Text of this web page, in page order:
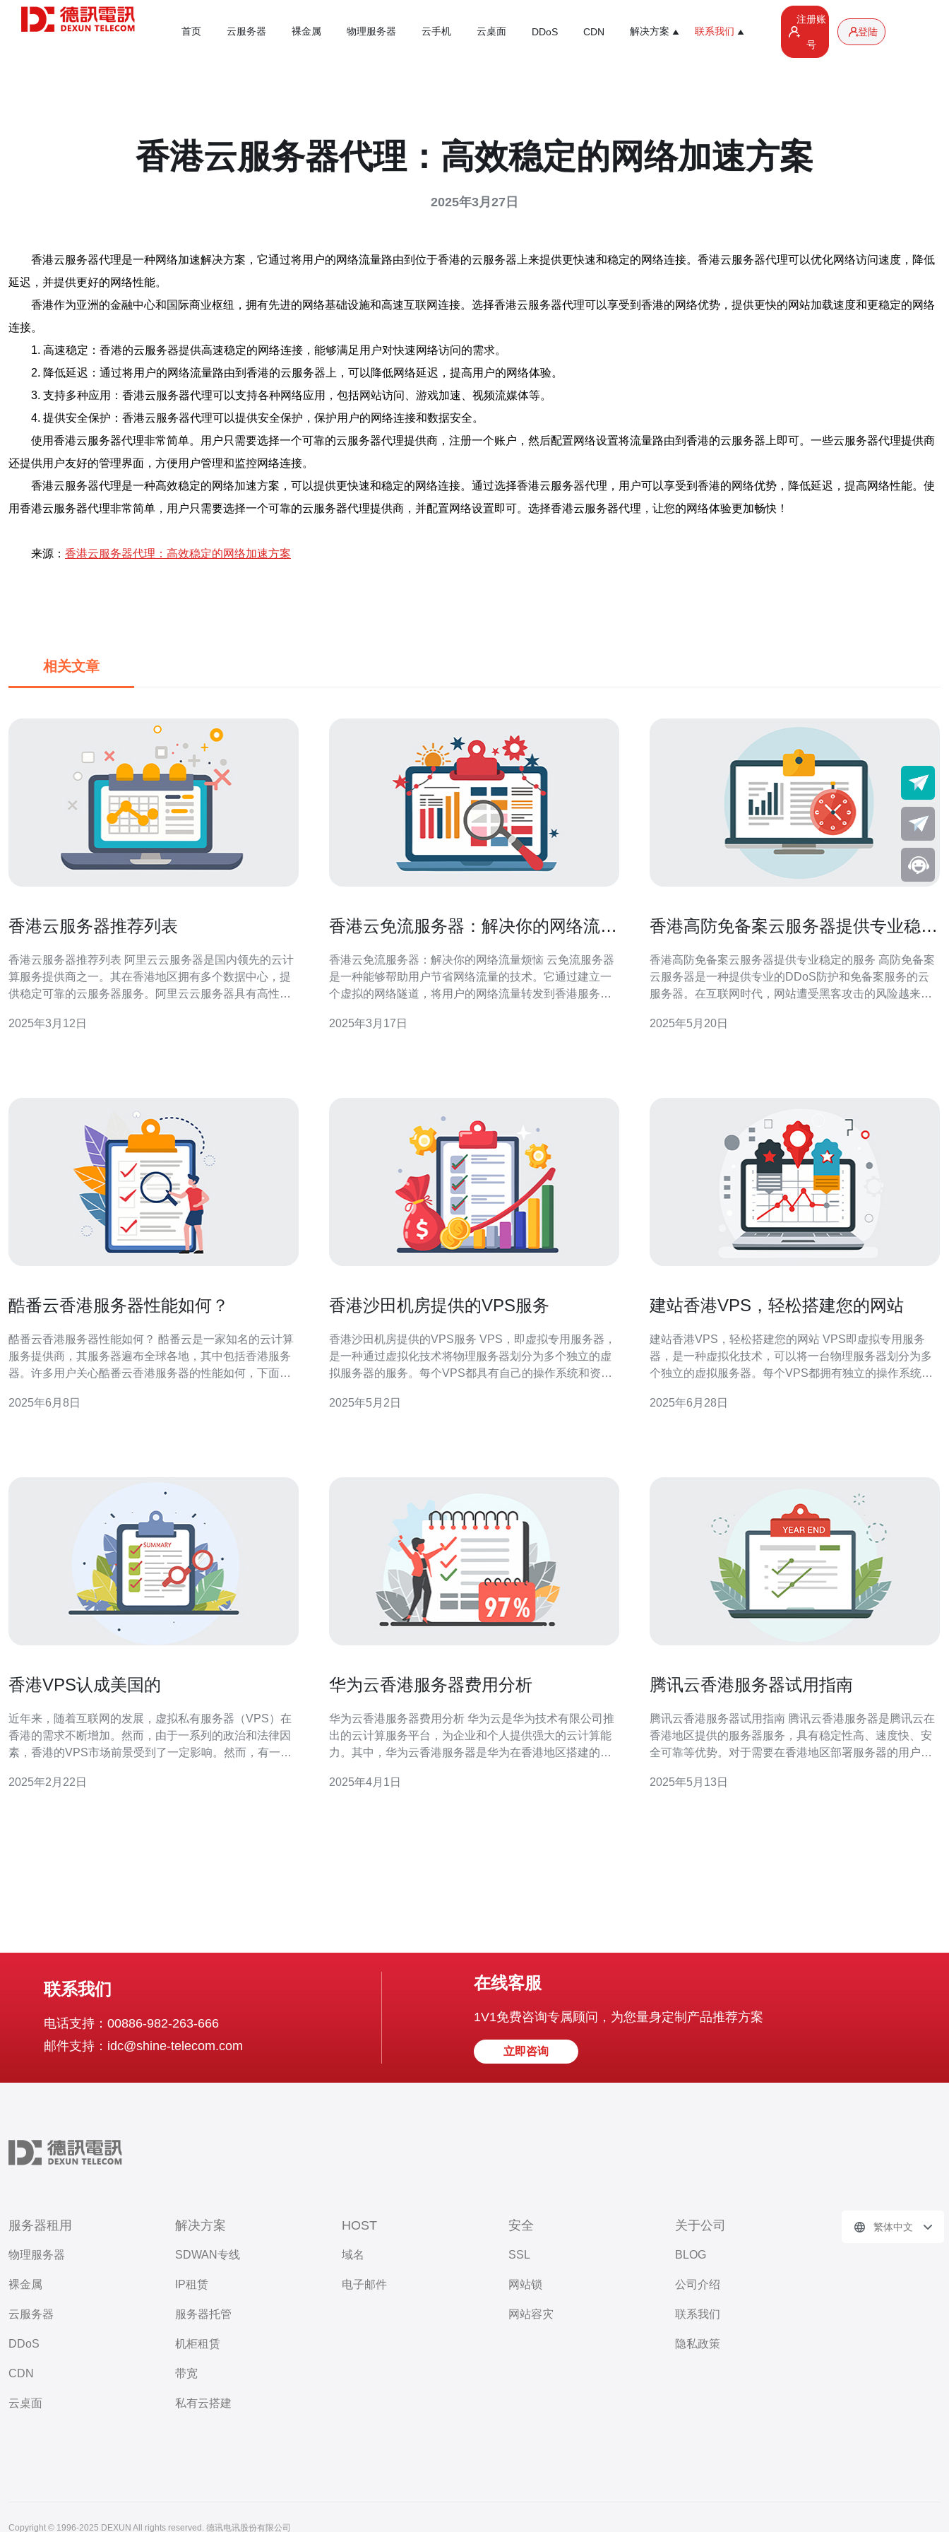
首页 云服务器 裸金属 物理服务器 云手机 云桌面 DDoS CDN 解决方案 联系我们
注册账
号
登陆
香港云服务器代理：高效稳定的网络加速方案
2025年3月27日
香港云服务器代理是一种网络加速解决方案，它通过将用户的网络流量路由到位于香港的云服务器上来提供更快速和稳定的网络连接。香港云服务器代理可以优化网络访问速度，降低
延迟，并提供更好的网络性能。
香港作为亚洲的金融中心和国际商业枢纽，拥有先进的网络基础设施和高速互联网连接。选择香港云服务器代理可以享受到香港的网络优势，提供更快的网站加载速度和更稳定的网络
连接。
1. 高速稳定：香港的云服务器提供高速稳定的网络连接，能够满足用户对快速网络访问的需求。
2. 降低延迟：通过将用户的网络流量路由到香港的云服务器上，可以降低网络延迟，提高用户的网络体验。
3. 支持多种应用：香港云服务器代理可以支持各种网络应用，包括网站访问、游戏加速、视频流媒体等。
4. 提供安全保护：香港云服务器代理可以提供安全保护，保护用户的网络连接和数据安全。
使用香港云服务器代理非常简单。用户只需要选择一个可靠的云服务器代理提供商，注册一个账户，然后配置网络设置将流量路由到香港的云服务器上即可。一些云服务器代理提供商
还提供用户友好的管理界面，方便用户管理和监控网络连接。
香港云服务器代理是一种高效稳定的网络加速方案，可以提供更快速和稳定的网络连接。通过选择香港云服务器代理，用户可以享受到香港的网络优势，降低延迟，提高网络性能。使
用香港云服务器代理非常简单，用户只需要选择一个可靠的云服务器代理提供商，并配置网络设置即可。选择香港云服务器代理，让您的网络体验更加畅快！
来源： 香港云服务器代理：高效稳定的网络加速方案
相关文章
香港云服务器推荐列表
香港云服务器推荐列表 阿里云云服务器是国内领先的云计
算服务提供商之一。其在香港地区拥有多个数据中心，提
供稳定可靠的云服务器服务。阿里云云服务器具有高性
用户使用。 腾讯云云服务器是国内知名的云计算服务提供
2025年3月12日
香港云免流服务器：解决你的网络流量
香港云免流服务器：解决你的网络流量烦恼 云免流服务器
是一种能够帮助用户节省网络流量的技术。它通过建立一
个虚拟的网络隧道，将用户的网络流量转发到香港服务
果。这种技术可以帮助用户在使用互联网时节省大量的流
2025年3月17日
香港高防免备案云服务器提供专业稳定
香港高防免备案云服务器提供专业稳定的服务 高防免备案
云服务器是一种提供专业的DDoS防护和免备案服务的云
服务器。在互联网时代，网站遭受黑客攻击的风险越来越
运而生，为用户提供更加稳定和安全的服务。 香港高防免
2025年5月20日
酷番云香港服务器性能如何？
酷番云香港服务器性能如何？ 酷番云是一家知名的云计算
服务提供商，其服务器遍布全球各地，其中包括香港服务
器。许多用户关心酷番云香港服务器的性能如何，下面我
2025年6月8日
香港沙田机房提供的VPS服务
香港沙田机房提供的VPS服务 VPS，即虚拟专用服务器，
是一种通过虚拟化技术将物理服务器划分为多个独立的虚
拟服务器的服务。每个VPS都具有自己的操作系统和资
提供VPS服务的知名机房，其提供的VPS服务具有以下优
2025年5月2日
建站香港VPS，轻松搭建您的网站
建站香港VPS，轻松搭建您的网站 VPS即虚拟专用服务
器，是一种虚拟化技术，可以将一台物理服务器划分为多
个独立的虚拟服务器。每个VPS都拥有独立的操作系统、
的网站、应用程序或者进行其他操作。 香港VPS具有以下
2025年6月28日
香港VPS认成美国的
近年来，随着互联网的发展，虚拟私有服务器（VPS）在
香港的需求不断增加。然而，由于一系列的政治和法律因
素，香港的VPS市场前景受到了一定影响。然而，有一种
注为美国，以避免政治风险。本文将探讨这种现象的原因
2025年2月22日
华为云香港服务器费用分析
华为云香港服务器费用分析 华为云是华为技术有限公司推
出的云计算服务平台，为企业和个人提供强大的云计算能
力。其中，华为云香港服务器是华为在香港地区搭建的服
化的金融中心，拥有稳定的政治环境和先进的通信基础设
2025年4月1日
腾讯云香港服务器试用指南
腾讯云香港服务器试用指南 腾讯云香港服务器是腾讯云在
香港地区提供的服务器服务，具有稳定性高、速度快、安
全可靠等优势。对于需要在香港地区部署服务器的用户来
在腾讯云官网注册账号并登录，然后选择香港地区作为服
2025年5月13日
联系我们
电话支持：00886-982-263-666
邮件支持：idc@shine-telecom.com
在线客服
1V1免费咨询专属顾问，为您量身定制产品推荐方案
立即咨询
服务器租用
物理服务器
裸金属
云服务器
DDoS
CDN
云桌面
解决方案
SDWAN专线
IP租赁
服务器托管
机柜租赁
带宽
私有云搭建
HOST
域名
电子邮件
安全
SSL
网站锁
网站容灾
关于公司
BLOG
公司介绍
联系我们
隐私政策
繁体中文
Copyright © 1996-2025 DEXUN All rights reserved. 德讯电讯股份有限公司